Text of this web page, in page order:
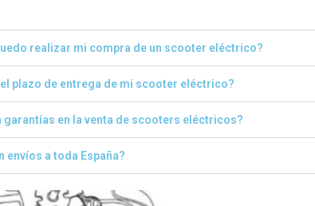
realizar mi compra de un scooter eléctrico?
el plazo de entrega de mi scooter eléctrico?
garantías en la venta de scooters eléctricos?
envíos a toda España?